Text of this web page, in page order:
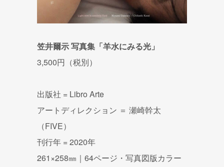
笠井爾示 写真集「羊水にみる光」
3,500円（税別）
出版社 = Libro Arte
アートディレクション ＝ 瀬崎幹太
（FIVE）
刊行年 = 2020年
261×258㎜｜64ページ・写真図版カラー